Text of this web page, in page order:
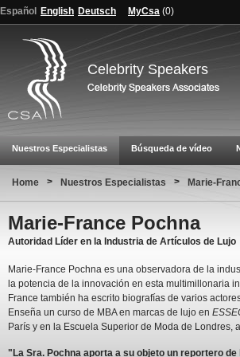
Español English Deutsch MyCsa (0)
Celebrity Speakers
Nuestros Especialistas Búsqueda de vídeo
Home > Nuestros Especialistas > Marie-
Marie-France Pochna
Autoridad Líder en la Industria de Artículos de Lujo
Marie-France Pochna es una observadora de la
la potencia de la innovación en esta multimillonaria
France también ha escrito biografías de varios
Enseña un curso de MBA en marcas de lujo en
París y en la Escuela Superior de Moda de Londres,
"La Sra. Pochna aporta a su objeto un reportero